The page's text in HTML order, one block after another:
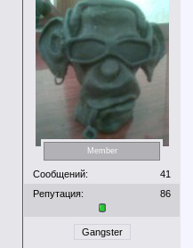
Member
Сообщений:
41
Репутация:
86
Gangster